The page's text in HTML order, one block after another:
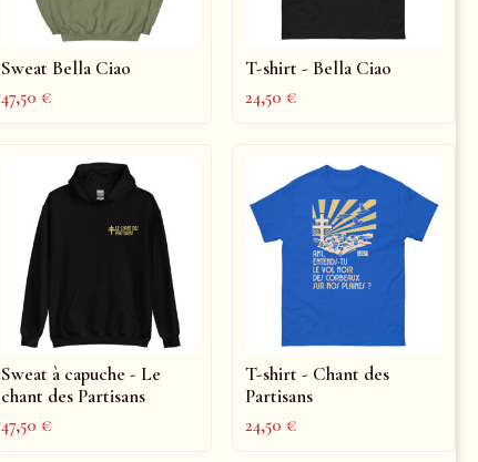
Sweat Bella Ciao
47,50€
T-shirt - Bella Ciao
24,50€
Sweat à capuche - Le
chant des Partisans
47,50€
T-shirt - Chant des
Partisans
24,50€